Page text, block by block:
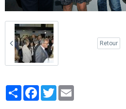
Retour
PartagerFacebook
Twitter